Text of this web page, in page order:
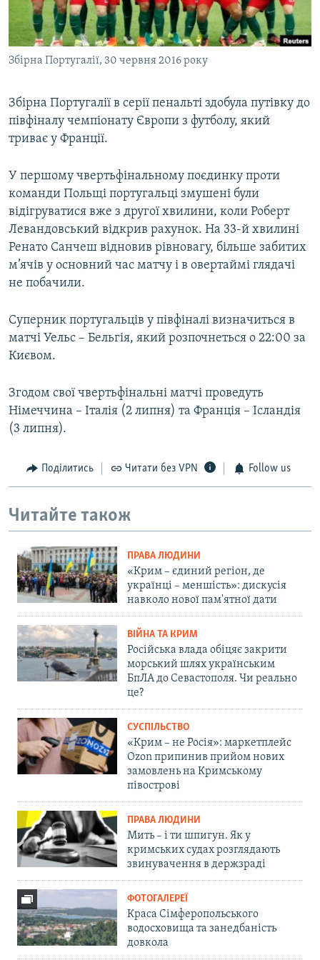
ВІДЕОУРОКИ «ELIFBE»
СВІДЧЕННЯ ОКУПАЦІЇ
УКРАЇНСЬКА ПРОБЛЕМА КРИМУ
Русский
Qırımtatar
Збірна Португалії, 30 червня 2016 року
Збірна Португалії в серії пенальті здобула путівку до
півфіналу чемпіонату Європи з футболу, який
триває у Франції.
У першому чвертьфінальному поєдинку проти
команди Польщі португальці змушені були
відігруватися вже з другої хвилини, коли Роберт
Левандовський відкрив рахунок. На 33-й хвилині
Ренато Санчеш відновив рівновагу, більше забитих
м’ячів у основний час матчу і в овертаймі глядачі
не побачили.
Суперник португальців у півфіналі визначиться в
матчі Уельс – Бельгія, який розпочнеться о 22:00 за
Києвом.
Згодом свої чвертьфінальні матчі проведуть
Німеччина – Італія (2 липня) та Франція – Ісландія
(3 липня).
Поділитись Читати без VPN Follow us
Читайте також
ПРАВА ЛЮДИНИ
«Крим – єдиний регіон, де
українці – меншість»: дискусія
навколо нової пам'ятної дати
ВІЙНА ТА КРИМ
Російська влада обіцяє закрити
морський шлях українським
БпЛА до Севастополя. Чи реально
це?
СУСПІЛЬСТВО
«Крим – не Росія»: маркетплейс
Ozon припинив прийом нових
замовлень на Кримському
півострові
ПРАВА ЛЮДИНИ
Мить – і ти шпигун. Як у
кримських судах розглядають
звинувачення в держзраді
ФОТОГАЛЕРЕЇ
Краса Сімферопольського
водосховища та занедбаність
довкола